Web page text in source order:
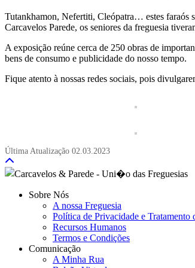
Tutankhamon, Nefertiti, Cleópatra… estes faraós
Carcavelos Parede, os seniores da freguesia
A exposição reúne cerca de 250 obras de
bens de consumo e publicidade do nosso tempo.
Fique atento à nossas redes sociais, pois
Última Atualização 02.03.2023
Sobre Nós
A nossa Freguesia
Política de Privacidade e Tratamento
Recursos Humanos
Termos e Condições
Comunicação
A Minha Rua